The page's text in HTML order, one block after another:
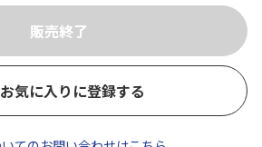
お気に入りに登録する